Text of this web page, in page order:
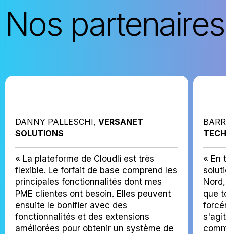
Nos partenaires
DANNY PALLESCHI, VERSANET
SOLUTIONS
« La plateforme de Cloudli est très
flexible. Le forfait de base comprend les
principales fonctionnalités dont mes
PME clientes ont besoin. Elles peuvent
ensuite le bonifier avec des
fonctionnalités et des extensions
améliorées pour obtenir un système de
« En
que